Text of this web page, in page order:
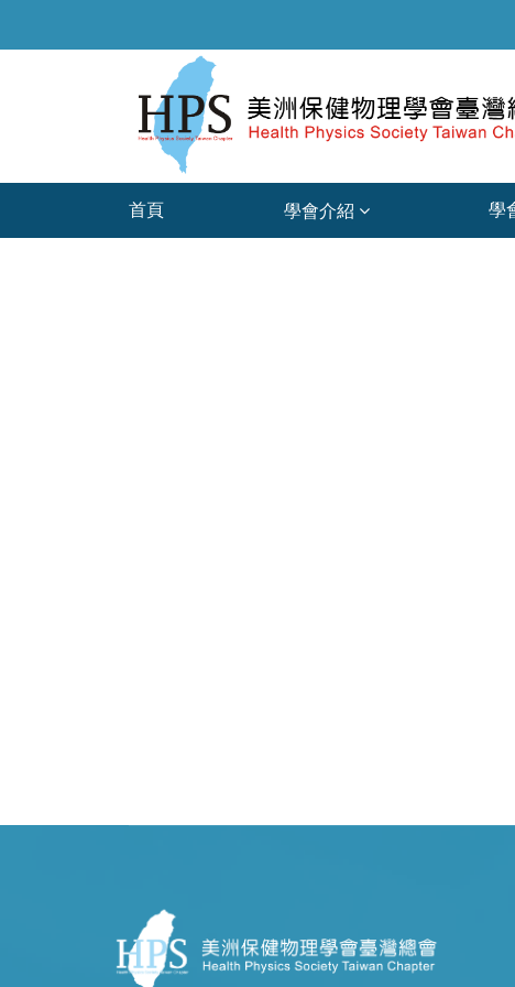
首頁 學會介紹 學